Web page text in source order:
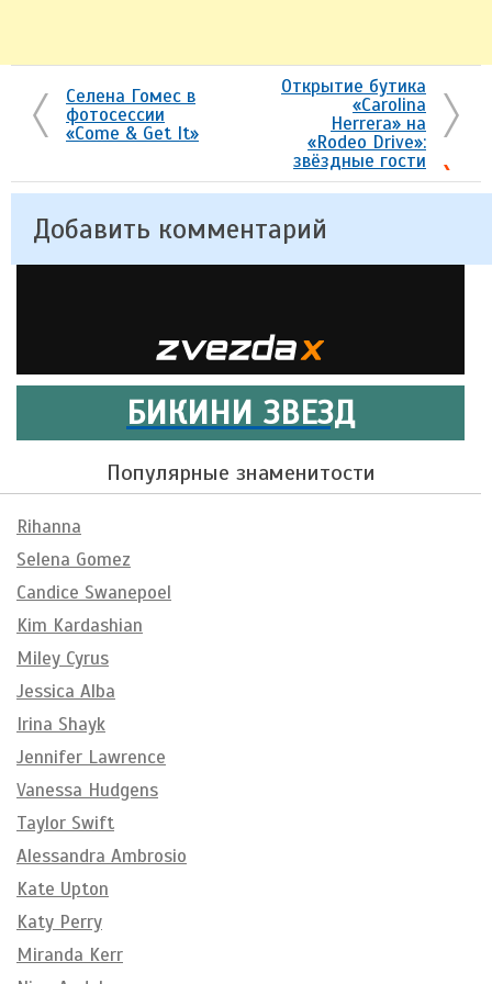
Селена Гомес в
фотосессии
«Come & Get It»
Открытие бутика
«Carolina
Herrera» на
«Rodeo Drive»:
звёздные гости
Добавить комментарий
БИКИНИ ЗВЕЗД
Популярные знаменитости
Rihanna
Selena Gomez
Candice Swanepoel
Kim Kardashian
Miley Cyrus
Jessica Alba
Irina Shayk
Jennifer Lawrence
Vanessa Hudgens
Taylor Swift
Alessandra Ambrosio
Kate Upton
Katy Perry
Miranda Kerr